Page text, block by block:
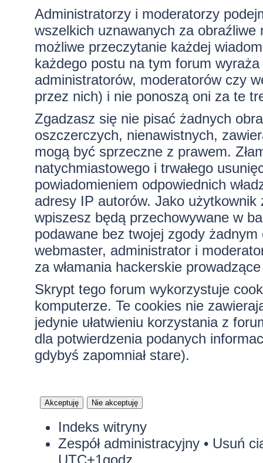
Administratorzy i moderatorzy
wszelkich uznawanych za obraźliwe
możliwe przeczytanie każdej
każdego postu na tym forum
administratorów, moderatorów czy
przez nich) i nie ponoszą oni za te
Zgadzasz się nie pisać żadnych
oszczerczych, nienawistnych,
mogą być sprzeczne z prawem.
natychmiastowego i trwałego
powiadomieniem odpowiednich
adresy IP autorów. Jako
wpiszesz będą przechowywane w
podawane bez twojej zgody
webmaster, administrator i
za włamania hackerskie
Skrypt tego forum wykorzystuje
komputerze. Te cookies nie
jedynie ułatwieniu korzystania z
dla potwierdzenia podanych
gdybyś zapomniał stare).
Indeks witryny
Zespół administracyjny• Usuń
UTC+1godz.